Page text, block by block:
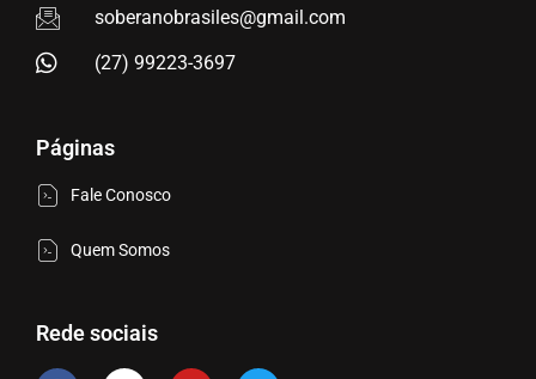
soberanobrasiles@gmail.com
(27) 99223-3697
Páginas
Fale Conosco
Quem Somos
Rede sociais